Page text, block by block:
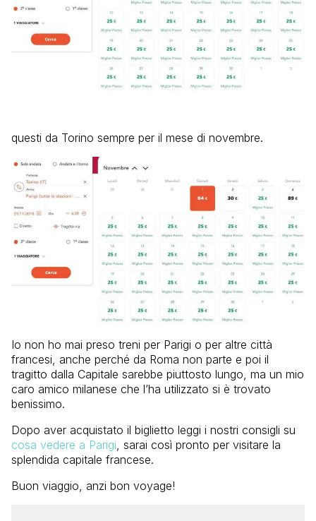
questi da Torino sempre per il mese di novembre.
Io non ho mai preso treni per Parigi o per altre città
francesi, anche perché da Roma non parte e poi il
tragitto dalla Capitale sarebbe piuttosto lungo, ma un mio
caro amico milanese che l’ha utilizzato si è trovato
benissimo.
Dopo aver acquistato il biglietto leggi i nostri consigli su
cosa vedere a Parigi , sarai così pronto per visitare la
splendida capitale francese.
Buon viaggio, anzi bon voyage!